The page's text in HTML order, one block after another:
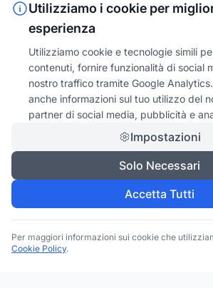
Utilizziamo i cookie per
esperienza
Utilizziamo cookie e tecnologie simili
contenuti, fornire funzionalità di social
nostro traffico tramite Google
anche informazioni sul tuo utilizzo del
partner di social media, pubblicità e
Impostazioni
Solo Necessari
Accetta Tutti
Per maggiori informazioni sui cookie che
Cookie Policy.